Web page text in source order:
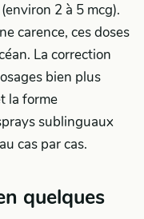
2 à 5 mcg).
carence, ces doses
La correction
bien plus
la forme
sublinguaux
cas par cas.
quelques